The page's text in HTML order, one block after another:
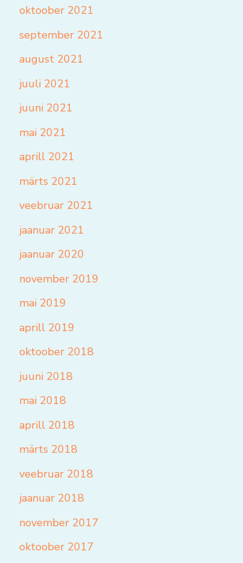
oktoober 2021
september 2021
august 2021
juuli 2021
juuni 2021
mai 2021
aprill 2021
märts 2021
veebruar 2021
jaanuar 2021
jaanuar 2020
november 2019
mai 2019
aprill 2019
oktoober 2018
juuni 2018
mai 2018
aprill 2018
märts 2018
veebruar 2018
jaanuar 2018
november 2017
oktoober 2017